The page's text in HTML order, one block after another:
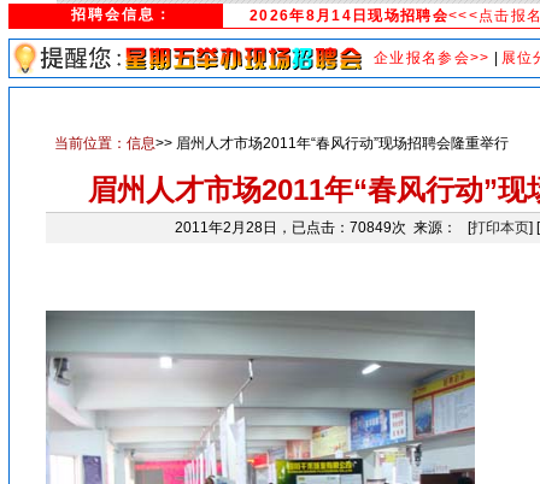
招聘会信息： 2026年8月14日现场招聘会<<<点击报
企业报名参会>> 展位
当前位置： 信息>> 眉州人才市场2011年“春风行动”现场招聘会隆重举行
眉州人才市场2011年“春风行动”
2011年2月28日，已点击：70849次 来源： [打印本页] [